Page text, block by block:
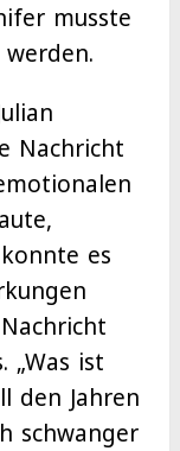
musste
Nachricht
es
„Was ist
den Jahren
schwanger